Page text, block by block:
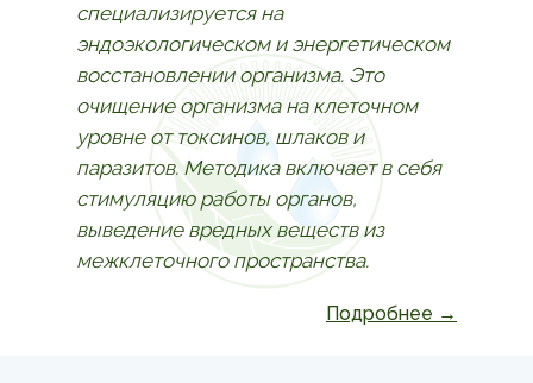
специализируется на
эндоэкологическом и энергетическом
восстановлении организма. Это
очищение организма на клеточном
уровне от токсинов, шлаков и
паразитов. Методика включает в себя
стимуляцию работы органов,
выведение вредных веществ из
межклеточного пространства.
Подробнее →